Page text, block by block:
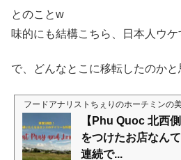
とのことw
味的にも結構こちら、日本人ウ
で、どんなとこに移転したのかと
フードアナリストちぇりのホーチミンの
【Phu Quoc 北西
をつけたお店なん
連続で...